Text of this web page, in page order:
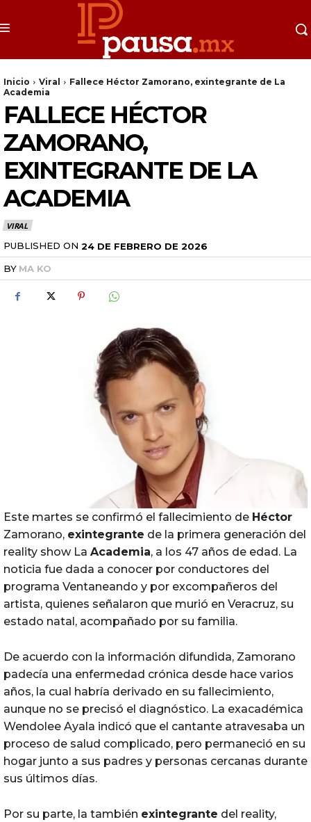
Inicio Viral
Fallece Héctor Zamorano, exintegrante de La
Academia
FALLECE HÉCTOR
ZAMORANO,
EXINTEGRANTE DE LA
ACADEMIA
VIRAL
PUBLISHED ON 24 DE FEBRERO DE 2026
BY MA KO
Este martes se confirmó el fallecimiento de Héctor
Zamorano, exintegrante de la primera generación del
reality show La Academia, a los 47 años de edad. La
noticia fue dada a conocer por conductores del
programa Ventaneando y por excompañeros del
artista, quienes señalaron que murió en Veracruz, su
estado natal, acompañado por su familia.
De acuerdo con la información difundida, Zamorano
padecía una enfermedad crónica desde hace varios
años, la cual habría derivado en su fallecimiento,
aunque no se precisó el diagnóstico. La exacadémica
Wendolee Ayala indicó que el cantante atravesaba un
proceso de salud complicado, pero permaneció en su
hogar junto a sus padres y personas cercanas durante
sus últimos días.
Por su parte, la también exintegrante del reality,